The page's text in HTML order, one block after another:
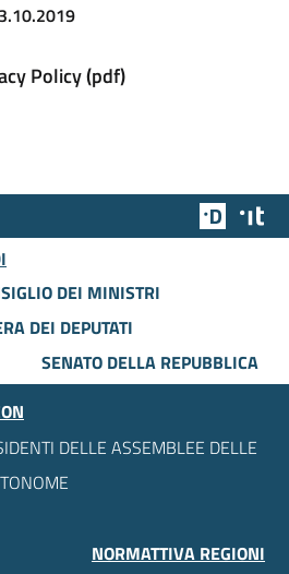
Policy (pdf)
Team
DEI MINISTRI
DEI DEPUTATI
SENATO DELLA REPUBBLICA
DELLE ASSEMBLEE DELLE
NORMATTIVA REGIONI